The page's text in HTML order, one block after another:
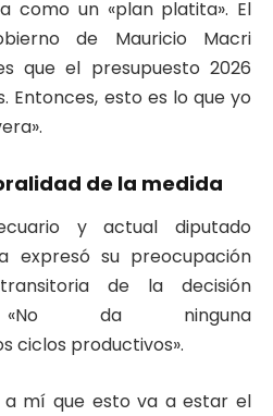
como un «plan platita». El
de Mauricio Macri
que el presupuesto 2026
Entonces, esto es lo que yo
de la medida
y actual diputado
expresó su preocupación
de la decisión
«No da ninguna
ciclos productivos».
a mí que esto va a estar el